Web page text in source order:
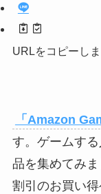
URLをコピーしま
「Amazon
す。ゲームす
品を集めてみ
割引のお買い